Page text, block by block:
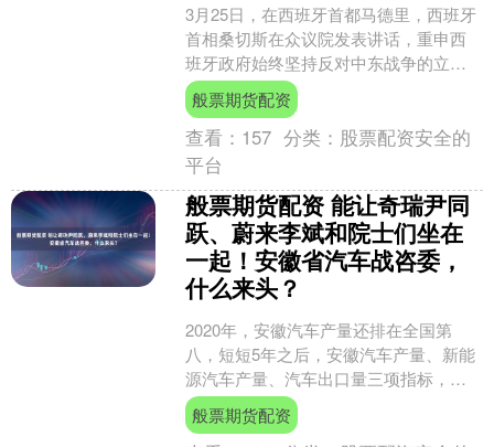
3月25日，在西班牙首都马德里，西班牙
首相桑切斯在众议院发表讲话，重申西
班牙政府始终坚持反对中东战争的立
场。\n 新华社发 据新华社报道，西班牙
国防大臣玛加丽塔....
般票期货配资
查看： 157 分类： 股票配资安全的
平台
般票期货配资 能让奇瑞尹同
跃、蔚来李斌和院士们坐在
一起！安徽省汽车战咨委，
什么来头？
2020年，安徽汽车产量还排在全国第
八，短短5年之后，安徽汽车产量、新能
源汽车产量、汽车出口量三项指标，一
举登顶全国首位。这一年，全国每9辆汽
车、每8辆新能源汽....
般票期货配资